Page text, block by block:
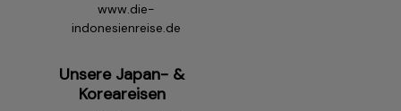
www.die-
indonesienreise.de
Unsere Japan- &
Koreareisen